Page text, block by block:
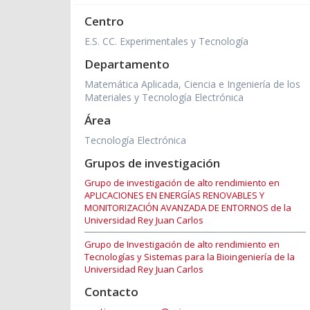
Centro
E.S. CC. Experimentales y Tecnología
Departamento
Matemática Aplicada, Ciencia e Ingeniería de los
Materiales y Tecnología Electrónica
Área
Tecnología Electrónica
Grupos de investigación
Grupo de investigación de alto rendimiento en
APLICACIONES EN ENERGÍAS RENOVABLES Y
MONITORIZACIÓN AVANZADA DE ENTORNOS de la
Universidad Rey Juan Carlos
Grupo de Investigación de alto rendimiento en
Tecnologías y Sistemas para la Bioingeniería de la
Universidad Rey Juan Carlos
Contacto